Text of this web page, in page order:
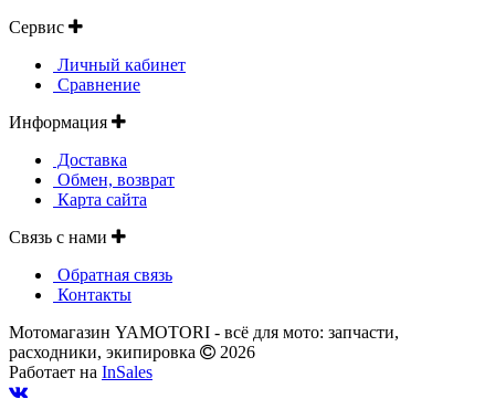
Сервис
Личный кабинет
Сравнение
Информация
Доставка
Обмен, возврат
Карта сайта
Связь с нами
Обратная связь
Контакты
Мотомагазин YAMOTORI - всё для мото: запчасти,
расходники, экипировка
2026
Работает на InSales